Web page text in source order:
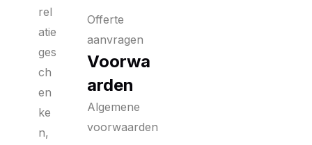
rel
atie
ges
ch
en
ke
n,
Offerte
aanvragen
Voorwa
arden
Algemene
voorwaarden